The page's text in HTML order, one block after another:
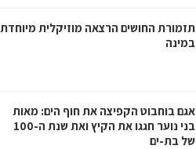
תזמורת החושים הרצאה מוזיקלית מיוחדת
במינה
אגם בוחבוט הקפיצה את חוף הים: מאות
בני נוער חגגו את הקיץ ואת שנת ה-100
של בת-ים